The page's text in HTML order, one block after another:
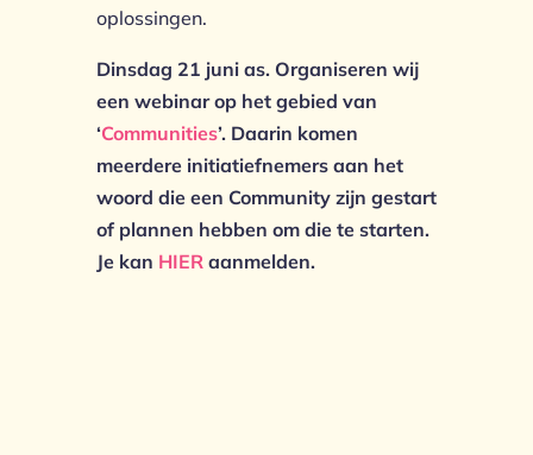
oplossingen.
Dinsdag 21 juni as. Organiseren wij
een webinar op het gebied van
‘Communities’. Daarin komen
meerdere initiatiefnemers aan het
woord die een Community zijn gestart
of plannen hebben om die te starten.
Je kan HIERaanmelden.